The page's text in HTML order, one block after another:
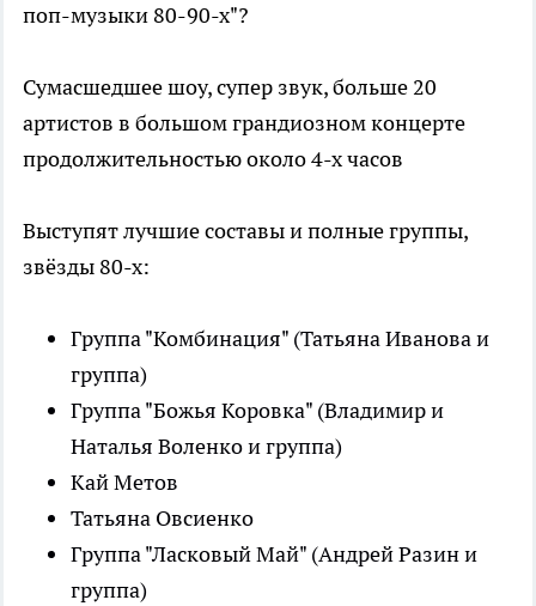
поп-музыки 80-90-х"?
Сумасшедшее шоу, супер звук, больше 20
артистов в большом грандиозном концерте
продолжительностью около 4-х часов
Выступят лучшие составы и полные группы,
звёзды 80-х:
Группа "Комбинация" (Татьяна Иванова и
группа)
Группа "Божья Коровка" (Владимир и
Наталья Воленко и группа)
Кай Метов
Татьяна Овсиенко
Группа "Ласковый Май" (Андрей Разин и
группа)